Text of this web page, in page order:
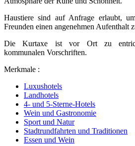
Haustiere sind auf Anfrage erlaubt,
Freunden einen angenehmen Aufenthalt
Die Kurtaxe ist vor Ort zu
kommunalen Vorschriften.
Merkmale :
Luxushotels
Landhotels
4- und 5-Sterne-Hotels
Wein und Gastronomie
Sport und Natur
Stadtrundfahrten und Traditionen
Essen und Wein